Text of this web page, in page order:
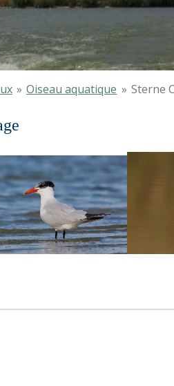
» Oiseau aquatique » Sterne